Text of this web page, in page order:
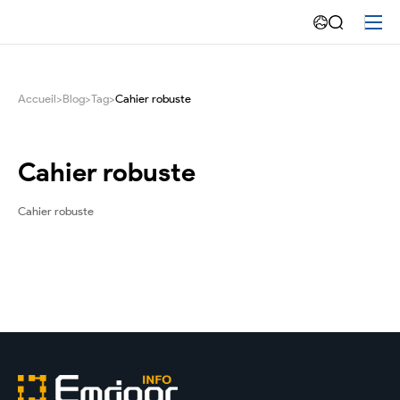
et
comment
le
Tablette
robuste
Accueil>Blog>Tag>Cahier robuste
Cahier robuste
Cahier robuste